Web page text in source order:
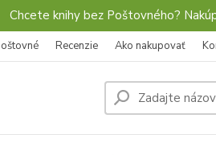
Chcete knihy bez Poštovného?
Recenzie Ako nakupovať